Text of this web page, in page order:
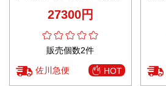
27300円
販売個数2件
佐川急便 HOT